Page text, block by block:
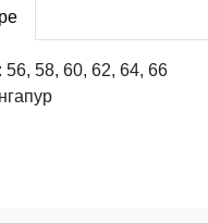
58, 60, 62, 64, 66